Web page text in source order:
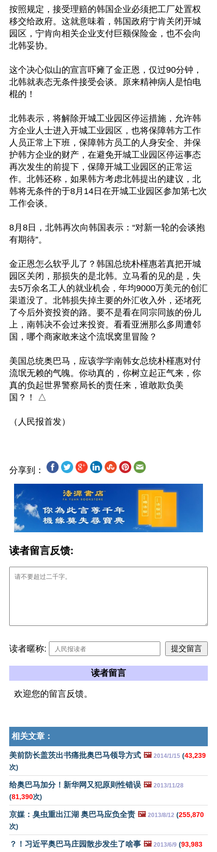
按照规定，接受理赔的韩国企业必须把工厂处置权
移交给政府。这就意味着，韩国政府宁肯关闭开城
园区，宁肯向相关企业支付巨额保险金，也不会向
北韩妥协。
这个决心似山的宣言吓瘫了金正恩，仅过90分钟，
北韩就表态无条件接受会谈。原来精神病人是怕电
棍的！
北韩表示，将解除开城工业园区停运措施，允许韩
方企业人士进入开城工业园区，也将保障韩方工作
人员正常上下班，保障韩方员工的人身安全、并保
护韩方企业的财产，在避免开城工业园区停运事态
再次发生的前提下，保障开城工业园区的正常运
作。北韩还称，如果韩方考虑北韩提出的建议，北
韩将无条件的于8月14日在开城工业园区参加第七次
工作会谈。
8月8日，北韩再次向韩国表示：“对新一轮的会谈抱
有期待”。
金正恩怎么软乎儿了？韩国总统朴槿惠若真把开城
园区关闭，那损失的是北韩。立马看的见的是，失
去5万余名工人的就业机会，年均9000万美元的创汇
渠道没了。北韩损失掉主要的外汇收入外，还堵死
了今后外资投资的路。要不是看在同宗同族的份儿
上，南韩决不会过来投资。看看亚洲那么多周遭邻
国，哪个商家敢来这个流氓窝里冒险？
美国总统奥巴马，应该学学南韩女总统朴槿惠对付
流氓无赖的气魄。你动真的，你树立起正气来，你
真的负起世界警察局长的责任来，谁敢欺负美
国？！ △
分享到：
读者留言反馈:
读者暱称:
读者留言
欢迎您的留言反馈。
相关文章：
美前防长盖茨出书痛批奥巴马领导方式 🖼️ 2014/1/15 (43,239
次)
给奥巴马加分！新华网又犯原则性错误 🖼️ 2013/11/28
(81,390次)
京媒：臭虫重出江湖 奥巴马应负全责 🖼️ 2013/8/12 (255,870
次)
？！习近平奥巴马庄园散步发生了啥事 🖼️ 2013/6/9 (93,983